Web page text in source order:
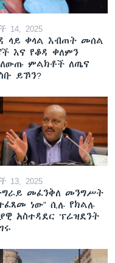
14, 2025
ላይ ቀላል እብጠት መሰል
እና የቆዳ ቀለምን
ምልክቶች ለጤና
ይኾን?
13, 2025
መፈንቅለ መንግሥት
ነው" ሲሉ የክልሉ
አስተዳደር ፕሬዝደንት